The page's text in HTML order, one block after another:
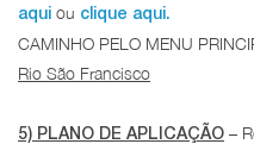
aqui ou clique aqui.
CAMINHO PELO MENU
Rio São Francisco
5) PLANO DE APLICAÇÃO –